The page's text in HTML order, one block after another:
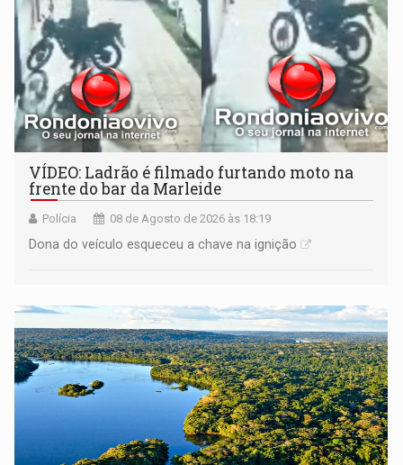
VÍDEO: Ladrão é filmado furtando moto na
frente do bar da Marleide
Polícia 08 de Agosto de 2026 às 18:19
Dona do veículo esqueceu a chave na ignição